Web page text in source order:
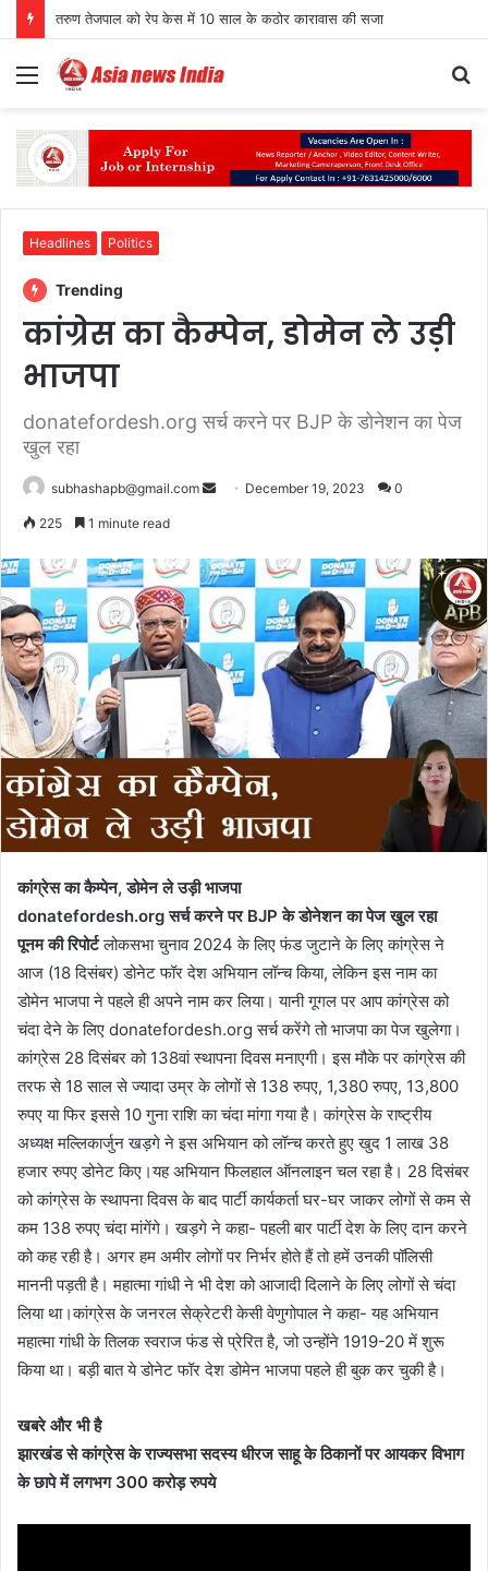
तरुण तेजपाल को रेप केस में 10 साल के कठोर कारावास की सजा
Menu
Headlines Politics
Trending
कांग्रेस का कैम्पेन, डोमेन ले उड़ी
भाजपा
donatefordesh.org सर्च करने पर BJP के डोनेशन का पेज
खुल रहा
subhashapb@gmail.com
Send December 19, 2023 0
225 1 minute read
कांग्रेस का कैम्पेन, डोमेन ले उड़ी भाजपा
donatefordesh.org सर्च करने पर BJP के डोनेशन का पेज खुल रहा
पूनम की रिपोर्टलोकसभा चुनाव 2024 के लिए फंड जुटाने के लिए कांग्रेस ने
आज (18 दिसंबर) डोनेट फॉर देश अभियान लॉन्च किया, लेकिन इस नाम का
डोमेन भाजपा ने पहले ही अपने नाम कर लिया। यानी गूगल पर आप कांग्रेस को
चंदा देने के लिए donatefordesh.org सर्च करेंगे तो भाजपा का पेज खुलेगा।
कांग्रेस 28 दिसंबर को 138वां स्थापना दिवस मनाएगी। इस मौके पर कांग्रेस की
तरफ से 18 साल से ज्यादा उम्र के लोगों से 138 रुपए, 1,380 रुपए, 13,800
रुपए या फिर इससे 10 गुना राशि का चंदा मांगा गया है। कांग्रेस के राष्ट्रीय
अध्यक्ष मल्लिकार्जुन खड़गे ने इस अभियान को लॉन्च करते हुए खुद 1 लाख 38
हजार रुपए डोनेट किए।यह अभियान फिलहाल ऑनलाइन चल रहा है। 28 दिसंबर
को कांग्रेस के स्थापना दिवस के बाद पार्टी कार्यकर्ता घर-घर जाकर लोगों से कम से
कम 138 रुपए चंदा मांगेंगे। खड़गे ने कहा- पहली बार पार्टी देश के लिए दान करने
को कह रही है। अगर हम अमीर लोगों पर निर्भर होते हैं तो हमें उनकी पॉलिसी
माननी पड़ती है। महात्मा गांधी ने भी देश को आजादी दिलाने के लिए लोगों से चंदा
लिया था।कांग्रेस के जनरल सेक्रेटरी केसी वेणुगोपाल ने कहा- यह अभियान
महात्मा गांधी के तिलक स्वराज फंड से प्रेरित है, जो उन्होंने 1919-20 में शुरू
किया था। बड़ी बात ये डोनेट फॉर देश डोमेन भाजपा पहले ही बुक कर चुकी है।
खबरे और भी है
झारखंड से कांग्रेस के राज्यसभा सदस्य धीरज साहू के ठिकानों पर आयकर विभाग
के छापे में लगभग 300 करोड़ रुपये